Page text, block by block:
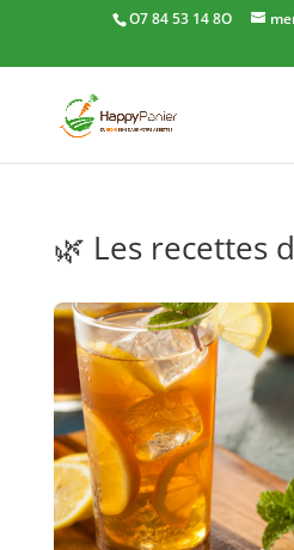
O7 84 53 14 8O
🌿 Les recettes